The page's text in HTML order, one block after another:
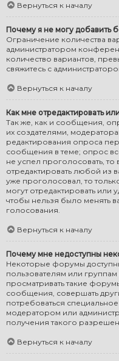
Вернуться к началу
Почему я не могу добавить
Ограничение количества
администратором
количество вариантов,
свяжитесь с
Вернуться к началу
Как мне отредактировать
Так же, как и сообщения,
их создателями,
редактирования опроса
сообщения в теме; опрос
не успел проголосовать,
отредактировать любой из
уже проголосовал, то
могут отредактировать или
чтобы нельзя было менять
голосования.
Вернуться к началу
Почему мне недоступны
Некоторые форумы
пользователям или
просматривать такие
сообщения, совершать
потребоваться
модератором или
получения такого
Вернуться к началу